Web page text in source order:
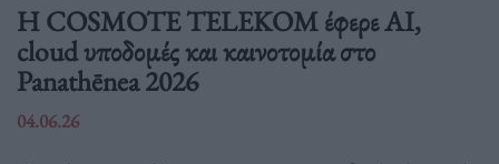
Η COSMOTE TELEKOM έφερε AI,
cloud υποδομές και καινοτομία στο
Panathēnea 2026
04.06.26